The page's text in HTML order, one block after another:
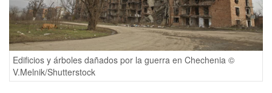
Edificios y árboles dañados por la guerra en Chechenia ©
V.Melnik/Shutterstock